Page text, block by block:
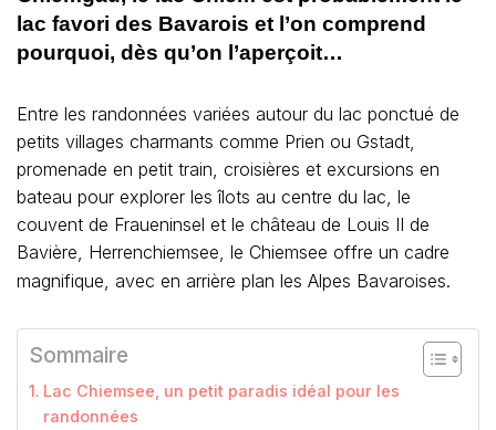
lac favori des Bavarois et l’on comprend
pourquoi, dès qu’on l’aperçoit…
Entre les randonnées variées autour du lac ponctué de
petits villages charmants comme Prien ou Gstadt,
promenade en petit train, croisières et excursions en
bateau pour explorer les îlots au centre du lac, le
couvent de Fraueninsel et le château de Louis II de
Bavière, Herrenchiemsee, le Chiemsee offre un cadre
magnifique, avec en arrière plan les Alpes Bavaroises.
Sommaire
Lac Chiemsee, un petit paradis idéal pour les
randonnées